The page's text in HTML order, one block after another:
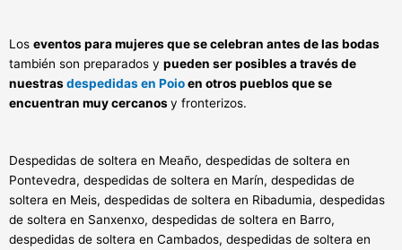
Los eventos para mujeres que se celebran antes de las bodas
también son preparados y pueden ser posibles a través de
nuestrasdespedidas en Poioen otros pueblos que se
encuentran muy cercanosy fronterizos.
Despedidas de soltera en Meaño, despedidas de soltera en
Pontevedra, despedidas de soltera en Marín, despedidas de
soltera en Meis, despedidas de soltera en Ribadumia, despedidas
de soltera en Sanxenxo, despedidas de soltera en Barro,
despedidas de soltera en Cambados, despedidas de soltera en